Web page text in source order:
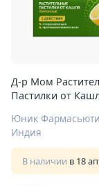
Д-р Мом
Пастилки от
Индия
В наличии в 18